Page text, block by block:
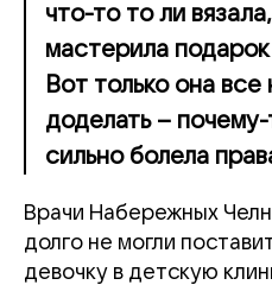
что-то то ли
мастерила
Вот только она все
доделать –
сильно болела
Врачи Набережных
долго не могли
девочку в детскую